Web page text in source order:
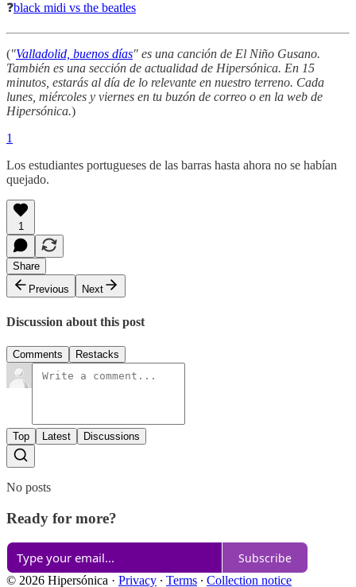
❓black midi vs the beatles
("Valladolid, buenos días" es una canción de El Niño Gusano.
También es una sección de actualidad de Hipersónica. En 15
minutos, estarás al día de lo relevante en nuestro terreno. Cada
lunes, miércoles y viernes en tu buzón de correo o en la web de
Hipersónica.)
1
Los estudiantes portugueses de las barras hasta ahora no se habían
quejado.
1
Share
Previous
Next
Discussion about this post
Comments Restacks
Top Latest Discussions
No posts
Ready for more?
Subscribe
© 2026 Hipersónica · Privacy ∙ Terms ∙ Collection notice